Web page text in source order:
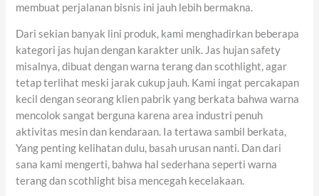
membuat perjalanan bisnis ini jauh lebih bermakna.
Dari sekian banyak lini produk, kami menghadirkan beberapa
kategori jas hujan dengan karakter unik. Jas hujan safety
misalnya, dibuat dengan warna terang dan scothlight, agar
tetap terlihat meski jarak cukup jauh. Kami ingat percakapan
kecil dengan seorang klien pabrik yang berkata bahwa warna
mencolok sangat berguna karena area industri penuh
aktivitas mesin dan kendaraan. Ia tertawa sambil berkata,
Yang penting kelihatan dulu, basah urusan nanti. Dan dari
sana kami mengerti, bahwa hal sederhana seperti warna
terang dan scothlight bisa mencegah kecelakaan.